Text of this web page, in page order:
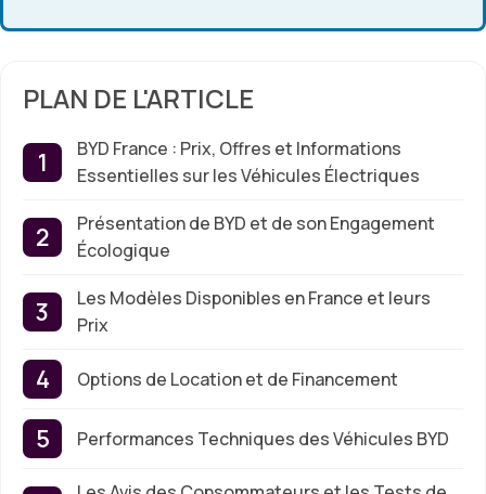
PLAN DE L'ARTICLE
BYD France : Prix, Offres et Informations
Essentielles sur les Véhicules Électriques
Présentation de BYD et de son Engagement
Écologique
Les Modèles Disponibles en France et leurs
Prix
Options de Location et de Financement
Performances Techniques des Véhicules BYD